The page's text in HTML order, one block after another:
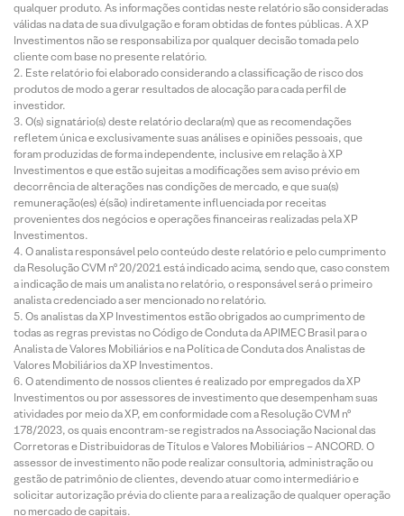
qualquer produto. As informações contidas neste relatório são consideradas
válidas na data de sua divulgação e foram obtidas de fontes públicas. A XP
Investimentos não se responsabiliza por qualquer decisão tomada pelo
cliente com base no presente relatório.
Este relatório foi elaborado considerando a classificação de risco dos
produtos de modo a gerar resultados de alocação para cada perfil de
investidor.
O(s) signatário(s) deste relatório declara(m) que as recomendações
refletem única e exclusivamente suas análises e opiniões pessoais, que
foram produzidas de forma independente, inclusive em relação à XP
Investimentos e que estão sujeitas a modificações sem aviso prévio em
decorrência de alterações nas condições de mercado, e que sua(s)
remuneração(es) é(são) indiretamente influenciada por receitas
provenientes dos negócios e operações financeiras realizadas pela XP
Investimentos.
O analista responsável pelo conteúdo deste relatório e pelo cumprimento
da Resolução CVM nº 20/2021 está indicado acima, sendo que, caso constem
a indicação de mais um analista no relatório, o responsável será o primeiro
analista credenciado a ser mencionado no relatório.
Os analistas da XP Investimentos estão obrigados ao cumprimento de
todas as regras previstas no Código de Conduta da APIMEC Brasil para o
Analista de Valores Mobiliários e na Política de Conduta dos Analistas de
Valores Mobiliários da XP Investimentos.
O atendimento de nossos clientes é realizado por empregados da XP
Investimentos ou por assessores de investimento que desempenham suas
atividades por meio da XP, em conformidade com a Resolução CVM nº
178/2023, os quais encontram-se registrados na Associação Nacional das
Corretoras e Distribuidoras de Títulos e Valores Mobiliários – ANCORD. O
assessor de investimento não pode realizar consultoria, administração ou
gestão de patrimônio de clientes, devendo atuar como intermediário e
solicitar autorização prévia do cliente para a realização de qualquer operação
no mercado de capitais.